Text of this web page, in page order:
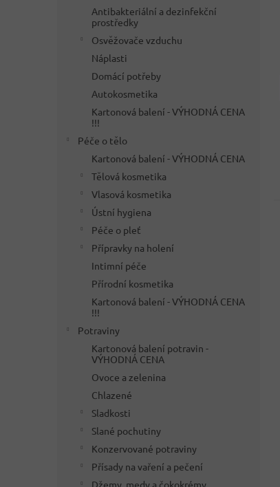
Antibakteriální a dezinfekční
prostředky
Osvěžovače vzduchu
Náplasti
Domácí potřeby
Autokosmetika
Kartonová balení - VÝHODNÁ CENA
!!!
Péče o tělo
Kartonová balení - VÝHODNÁ CENA
Tělová kosmetika
Vlasová kosmetika
Ústní hygiena
Péče o pleť
Přípravky na holení
Intimní péče
Přírodní kosmetika
Kartonová balení - VÝHODNÁ CENA
!!!
Potraviny
Kartonová balení potravin -
VÝHODNÁ CENA
Ovoce a zelenina
Chlazené
Sladkosti
Slané pochutiny
Konzervované potraviny
Přísady na vaření a pečení
Džemy, medy a čokokrémy